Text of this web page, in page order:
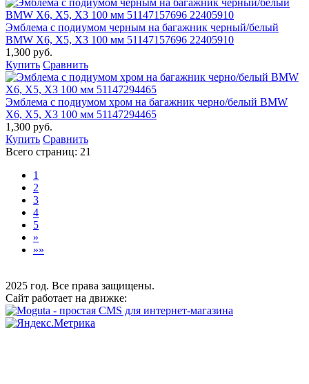
Эмблема с подиумом черным на багажник черный/белый
BMW X6, X5, X3 100 мм 51147157696 22405910
1,300 руб.
Купить Сравнить
Эмблема с подиумом хром на багажник черно/белый BMW
X6, X5, X3 100 мм 51147294465
1,300 руб.
Купить Сравнить
Всего страниц: 21
1
2
3
4
5
»
»»
2025 год. Все права защищены.
Сайт работает на движке: